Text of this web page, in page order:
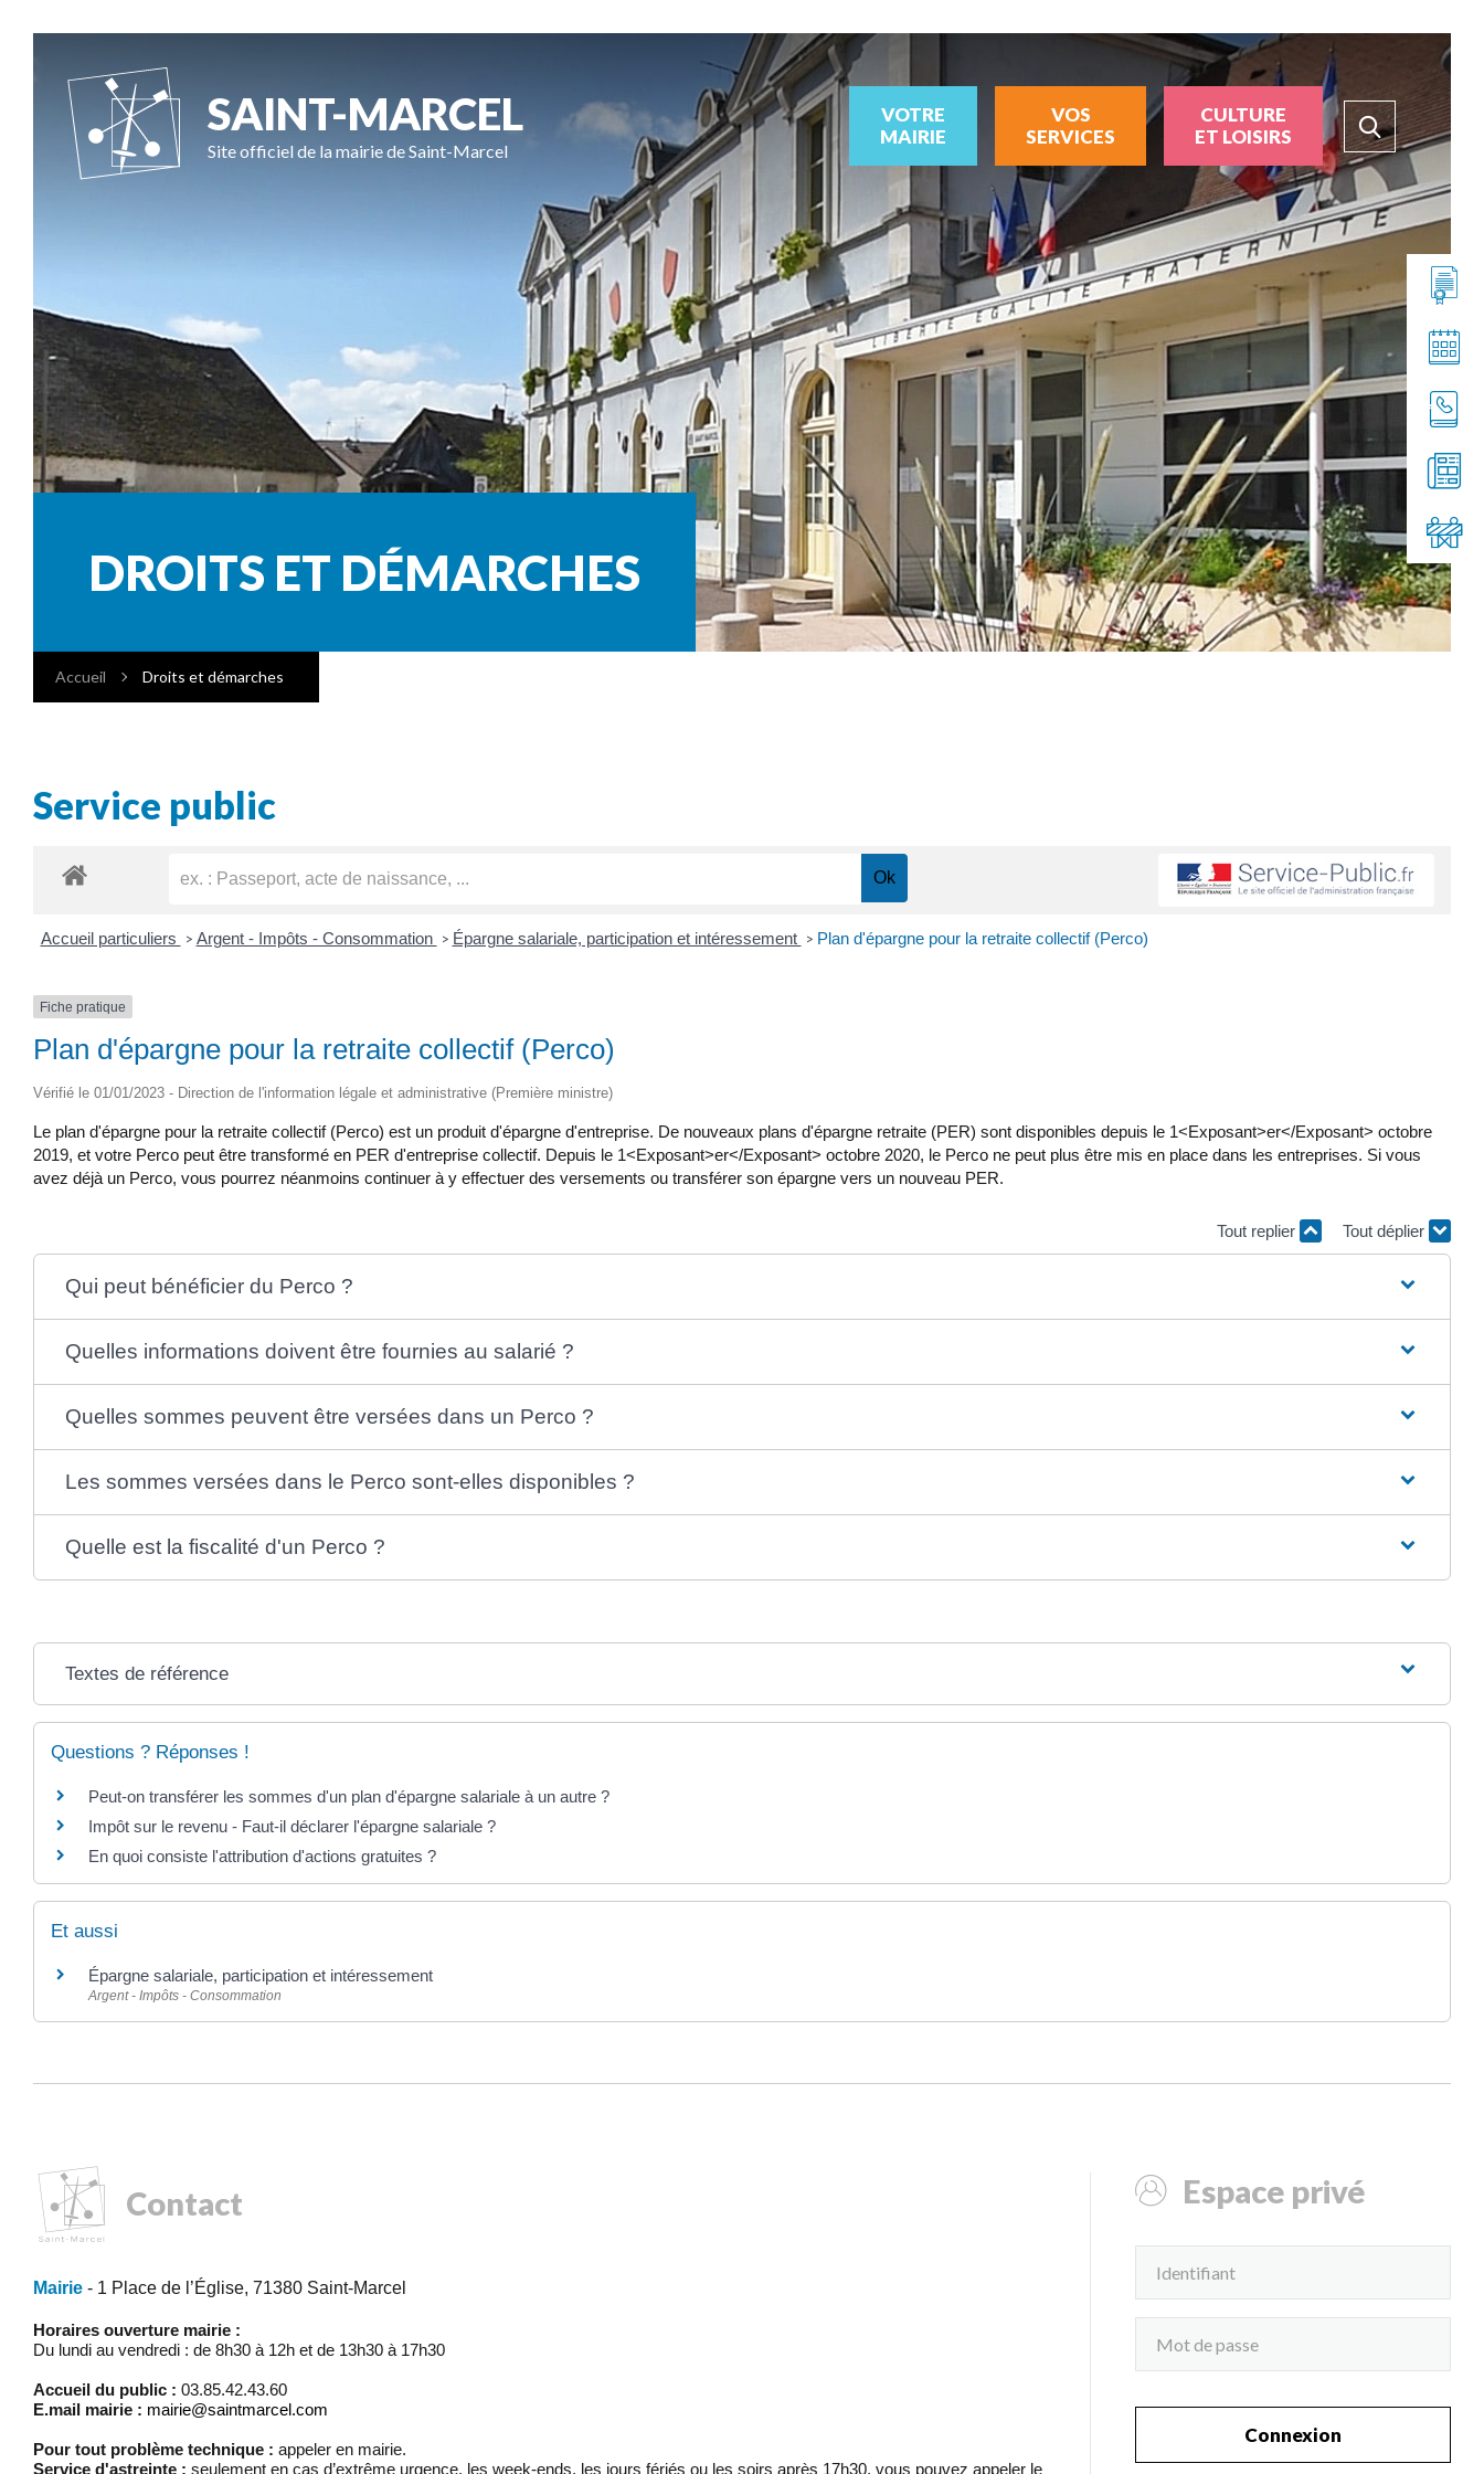
SAINT-MARCEL
Site officiel de la mairie de Saint-Marcel
VOTRE
MAIRIE
VOS
SERVICES
CULTURE
ET LOISIRS
DROITS ET DÉMARCHES
Accueil Droits et démarches
Service public
Accueil particuliers > Argent - Impôts - Consommation > Épargne salariale, participation et intéressement > Plan d'épargne pour la retraite collectif (Perco)
Fiche pratique
Plan d'épargne pour la retraite collectif (Perco)
Vérifié le 01/01/2023 - Direction de l'information légale et administrative (Première ministre)
Le plan d'épargne pour la retraite collectif (Perco) est un produit d'épargne d'entreprise. De nouveaux plans d'épargne retraite (PER) sont disponibles depuis le 1<Exposant>er</Exposant> octobre
2019, et votre Perco peut être transformé en PER d'entreprise collectif. Depuis le 1<Exposant>er</Exposant> octobre 2020, le Perco ne peut plus être mis en place dans les entreprises. Si vous
avez déjà un Perco, vous pourrez néanmoins continuer à y effectuer des versements ou transférer son épargne vers un nouveau PER.
Tout replier Tout déplier
Qui peut bénéficier du Perco ?
Quelles informations doivent être fournies au salarié ?
Quelles sommes peuvent être versées dans un Perco ?
Les sommes versées dans le Perco sont-elles disponibles ?
Quelle est la fiscalité d'un Perco ?
Textes de référence
Questions ? Réponses !
Peut-on transférer les sommes d'un plan d'épargne salariale à un autre ?
Impôt sur le revenu - Faut-il déclarer l'épargne salariale ?
En quoi consiste l'attribution d'actions gratuites ?
Et aussi
Épargne salariale, participation et intéressement
Argent - Impôts - Consommation
Contact
Mairie - 1 Place de l’Église, 71380 Saint-Marcel
Horaires ouverture mairie :
Du lundi au vendredi : de 8h30 à 12h et de 13h30 à 17h30
Accueil du public : 03.85.42.43.60
E.mail mairie : mairie@saintmarcel.com
Pour tout problème technique : appeler en mairie.
Service d'astreinte : seulement en cas d’extrême urgence, les week-ends, les jours fériés ou les soirs après 17h30, vous pouvez appeler le
Espace privé
Connexion